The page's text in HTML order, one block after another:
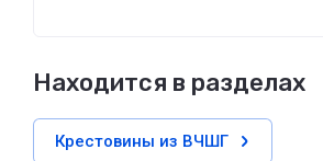
Находится в разделах
Крестовины из ВЧШГ